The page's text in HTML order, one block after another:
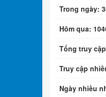
Trong ngày:
Hôm qua:
Tổng truy
Truy cập
Ngày nhiều